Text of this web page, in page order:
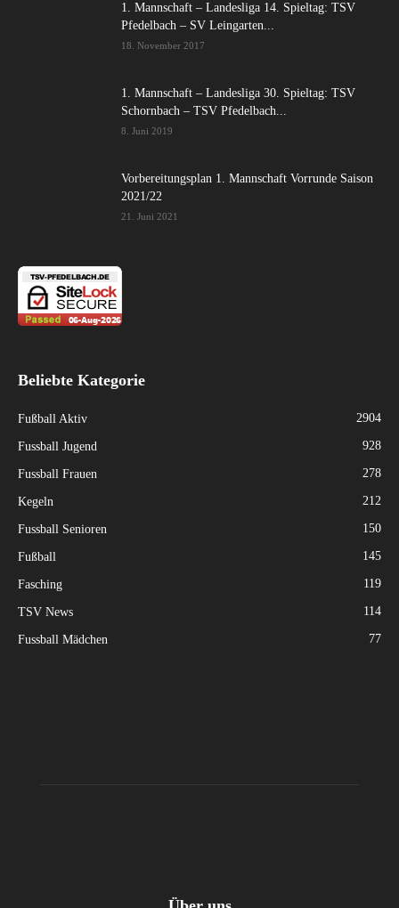
1. Mannschaft – Landesliga 14. Spieltag: TSV
Pfedelbach – SV Leingarten...
18. November 2017
1. Mannschaft – Landesliga 30. Spieltag: TSV
Schornbach – TSV Pfedelbach...
8. Juni 2019
Vorbereitungsplan 1. Mannschaft Vorrunde Saison
2021/22
21. Juni 2021
Beliebte Kategorie
Fußball Aktiv 2904
Fussball Jugend 928
Fussball Frauen 278
Kegeln 212
Fussball Senioren 150
Fußball 145
Fasching 119
TSV News 114
Fussball Mädchen 77